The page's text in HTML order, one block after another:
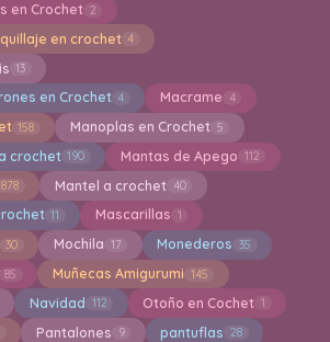
en Crochet 2
en crochet 4
13
en Crochet 4 Macrame 4
158 Manoplas en Crochet 5
crochet 190 Mantas de Apego 112
878 Mantel a crochet 40
11 Mascarillas 1
30 Mochila 17 Monederos 35
85 Muñecas Amigurumi 145
Navidad 112 Otoño en Cochet 1
Pantalones 9 pantuflas 28